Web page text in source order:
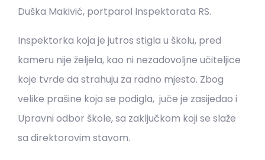
Duška Makivić, portparol Inspektorata RS.
Inspektorka koja je jutros stigla u školu, pred
kameru nije željela, kao ni nezadovoljne učiteljice
koje tvrde da strahuju za radno mjesto. Zbog
velike prašine koja se podigla, juče je zasijedao i
Upravni odbor škole, sa zaključkom koji se slaže
sa direktorovim stavom.